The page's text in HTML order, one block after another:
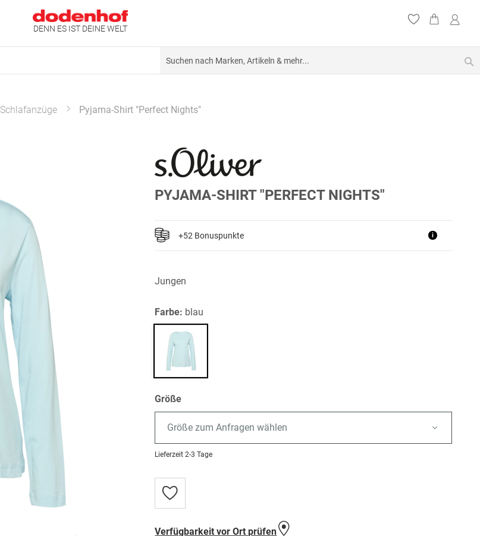
DENN ES IST DEINE WELT
Schlafanzüge Pyjama-Shirt "Perfect Nights"
PYJAMA-SHIRT "PERFECT NIGHTS"
+52 Bonuspunkte i
Jungen
Farbe: blau
Größe
Größe zum Anfragen wählen
Lieferzeit 2-3 Tage
Zur
Wunschliste
Verfügbarkeit vor Ort prüfen